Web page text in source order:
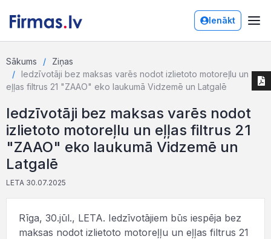
Ienākt
Sākums
Ziņas
Iedzīvotāji bez maksas varēs nodot izlietoto motoreļlu un
eļļas filtrus 21 "ZAAO" eko laukumā Vidzemē un Latgalē
Iedzīvotāji bez maksas varēs nodot
izlietoto motoreļlu un eļļas filtrus 21
"ZAAO" eko laukumā Vidzemē un
Latgalē
LETA 30.07.2025
Rīga, 30.jūl., LETA. Iedzīvotājiem būs iespēja bez
maksas nodot izlietoto motoreļļu un eļļas filtrus 21